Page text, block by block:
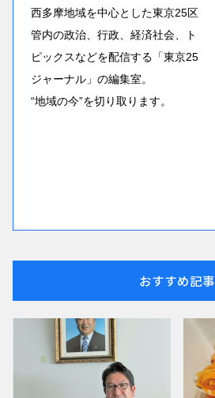
西多摩地域を中心とした東京25区
管内の政治、行政、経済社会、ト
ピックスなどを配信する「東京25
ジャーナル」の編集室。
“地域の今”を切り取ります。
おすすめ記事